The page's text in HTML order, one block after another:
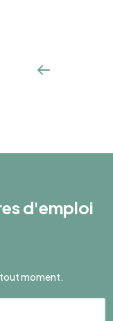
d'emploi
tout moment.